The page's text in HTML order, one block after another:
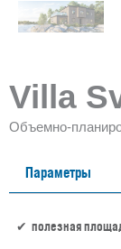
Villa
Объемно-
Параметры
полезная